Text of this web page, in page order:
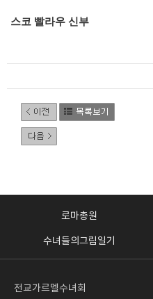
덕행학교의
스코 빨라우 신부
로마총원
수녀들의그림일기
전교가르멜수녀회